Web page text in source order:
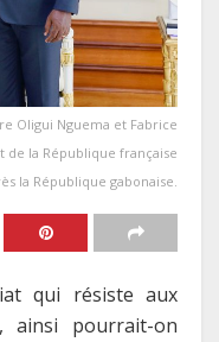
Oligui Nguema et Fabrice
de la République française
la République gabonaise.
qui résiste aux
ainsi pourrait-on